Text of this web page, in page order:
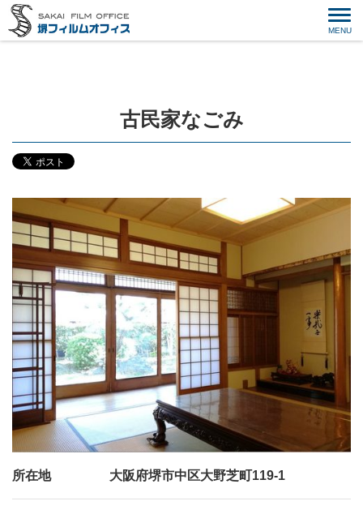
古民家なごみ
所在地 大阪府堺市中区大野芝町119-1